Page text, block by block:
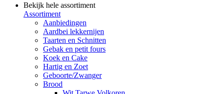
Bekijk hele assortiment
Assortiment
Aanbiedingen
Aardbei lekkernijen
Taarten en Schnitten
Gebak en petit fours
Koek en Cake
Hartig en Zoet
Geboorte/Zwanger
Brood